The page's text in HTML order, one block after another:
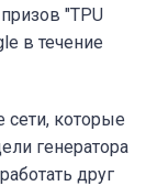
"TPU
в течение
сети, которые
генератора
друг